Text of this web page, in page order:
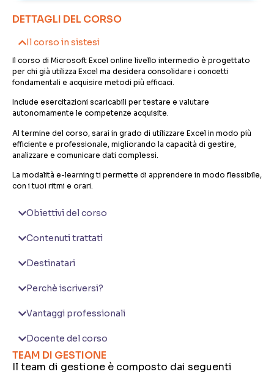
DETTAGLI DEL CORSO
Il corso in sistesi
Il corso di Microsoft Excel online livello intermedio è progettato
per chi già utilizza Excel ma desidera consolidare i concetti
fondamentali e acquisire metodi più efficaci.
Include esercitazioni scaricabili per testare e valutare
autonomamente le competenze acquisite.
Al termine del corso, sarai in grado di utilizzare Excel in modo più
efficiente e professionale, migliorando la capacità di gestire,
analizzare e comunicare dati complessi.
La modalità e-learning ti permette di apprendere in modo flessibile,
con i tuoi ritmi e orari.
Obiettivi del corso
Contenuti trattati
Destinatari
Perchè iscriversi?
Vantaggi professionali
Docente del corso
TEAM DI GESTIONE
Il team di gestione è composto dai seguenti